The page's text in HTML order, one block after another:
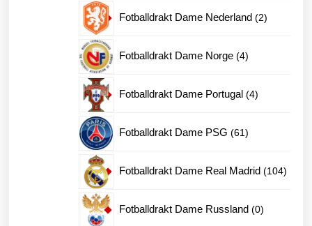
Fotballdrakt Dame Nederland 22
Fotballdrakt Dame Norge 44
Fotballdrakt Dame Portugal 44
Fotballdrakt Dame PSG 6161
Fotballdrakt Dame Real Madrid 104104
Fotballdrakt Dame Russland 00